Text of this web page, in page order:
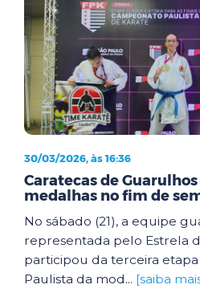
30/03/2026, às 16:36
Caratecas de
medalhas no fim de
No sábado (21), a equipe
representada pelo Estrela
participou da terceira
Paulista da mod... [saiba